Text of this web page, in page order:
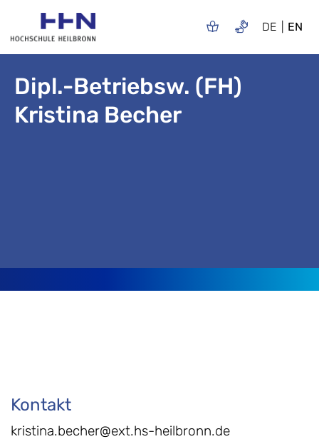
DE EN
Dipl.-Betriebsw. (FH)
Kristina Becher
Kontakt
kristina.becher@ext.hs-heilbronn.de